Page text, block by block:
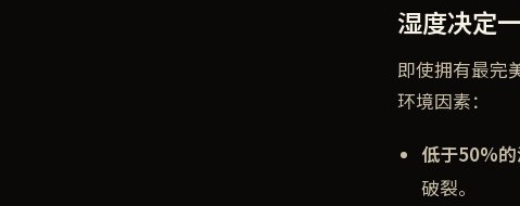
湿度决定
即使拥有最完
环境因素：
低于50%
破裂。